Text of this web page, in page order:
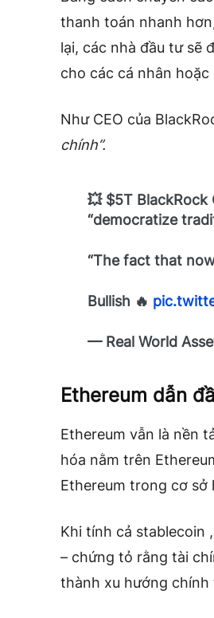
thanh toán nhanh
lại, các nhà đầu tư sẽ
cho các cá nhân
Như CEO của
chính”.
💥 $5T BlackRock
“democratize
“The fact that
Bullish 🔥
— Real World
Ethereum dẫn
Ethereum vẫn là nền
hóa nằm trên
Ethereum trong cơ sở
Khi tính cả stablecoin
– chứng tỏ rằng tài
thành xu hướng chính